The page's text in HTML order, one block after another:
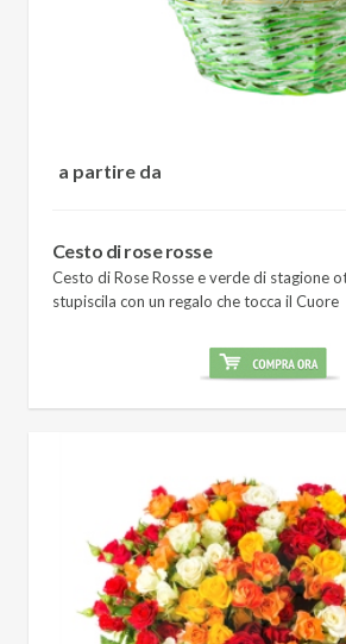
a partire da
Cesto di rose rosse
Cesto di Rose Rosse e verde di stagione
stupiscila con un regalo che tocca il Cuore